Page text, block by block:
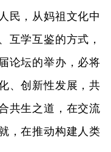
民，从妈祖文化中
互学互鉴的方式，
论坛的举办，必将
、创新性发展，共
共生之道，在交流
，在推动构建人类